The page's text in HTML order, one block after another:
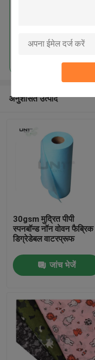
उत्पाद
हमारे बारे में
जारी रखें
अनुशंसित उत्पाद
30gsm मुद्रित पीपी
स्पनबॉन्ड नॉन वोवन फैब्रिक
डिग्रेडेबल वाटरप्रूफ
जांच भेजें